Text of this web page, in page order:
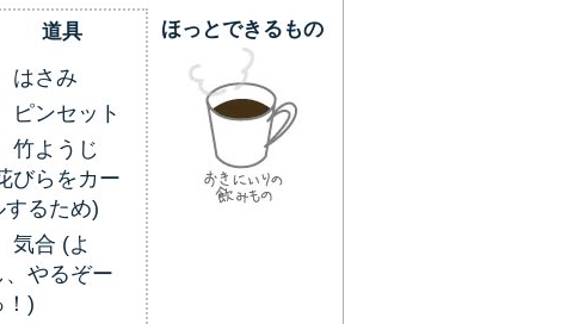
道具
はさみ
ピンセット
竹ようじ
びらをカー
するため)
気合 (よ
、やるぞー
！)
ほっとできるもの